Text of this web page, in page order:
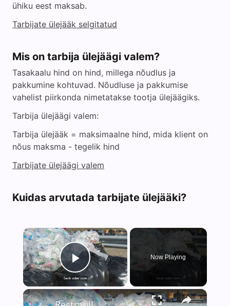
ühiku eest maksab.
Tarbijate ülejääk selgitatud
Mis on tarbija ülejäägi valem?
Tasakaalu hind on hind, millega nõudlus ja
pakkumine kohtuvad. Nõudluse ja pakkumise
vahelist piirkonda nimetatakse tootja ülejäägiks.
Tarbija ülejäägi valem:
Tarbija ülejääk = maksimaalne hind, mida klient on
nõus maksma - tegelik hind
Tarbijate ülejäägi valem
Kuidas arvutada tarbijate ülejääki?
×
Play Video
Now Playing
×